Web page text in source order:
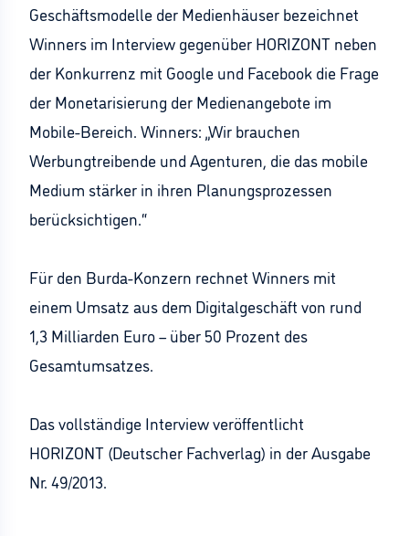
Geschäftsmodelle der Medienhäuser bezeichnet
Winners im Interview gegenüber HORIZONT neben
der Konkurrenz mit Google und Facebook die Frage
der Monetarisierung der Medienangebote im
Mobile-Bereich. Winners: „Wir brauchen
Werbungtreibende und Agenturen, die das mobile
Medium stärker in ihren Planungsprozessen
berücksichtigen.“
Für den Burda-Konzern rechnet Winners mit
einem Umsatz aus dem Digitalgeschäft von rund
1,3 Milliarden Euro – über 50 Prozent des
Gesamtumsatzes.
Das vollständige Interview veröffentlicht
HORIZONT (Deutscher Fachverlag) in der Ausgabe
Nr. 49/2013.